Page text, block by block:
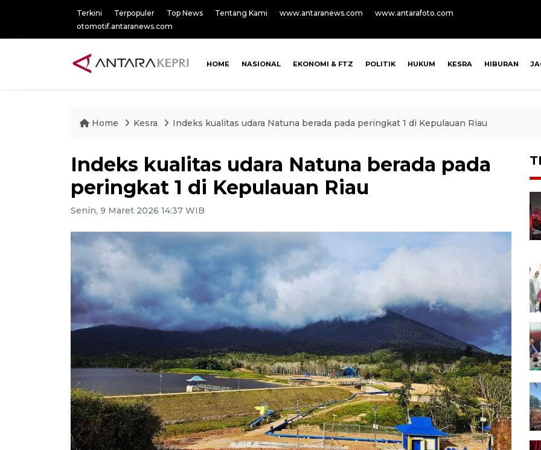
Terkini Terpopuler Top News Tentang Kami www.antaranews.com
www.antarafoto.com
otomotif.antaranews.com
HOME NASIONAL EKONOMI & FTZ POLITIK HUKUM KESRA HIBURAN
Home Kesra Indeks kualitas udara Natuna berada pada peringkat 1 di Kepulauan Riau
Indeks kualitas udara Natuna berada pada
peringkat 1 di Kepulauan Riau
Senin, 9 Maret 2026 14:37 WIB